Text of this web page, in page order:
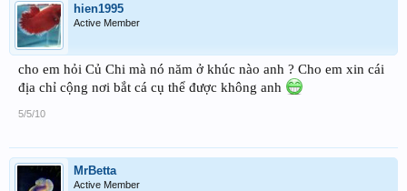
hien1995
Active Member
cho em hỏi Củ Chi mà nó năm ở khúc nào anh ? Cho em xin cái
địa chỉ cộng nơi bắt cá cụ thể được không anh
5/5/10
MrBetta
Active Member